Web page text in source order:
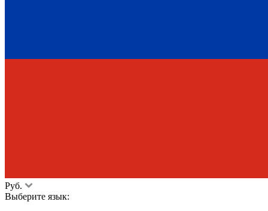
Руб.
Выберите язык: